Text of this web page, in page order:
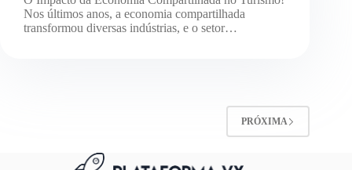
Nos últimos anos, a economia compartilhada
transformou diversas indústrias, e o setor…
PRÓXIMA